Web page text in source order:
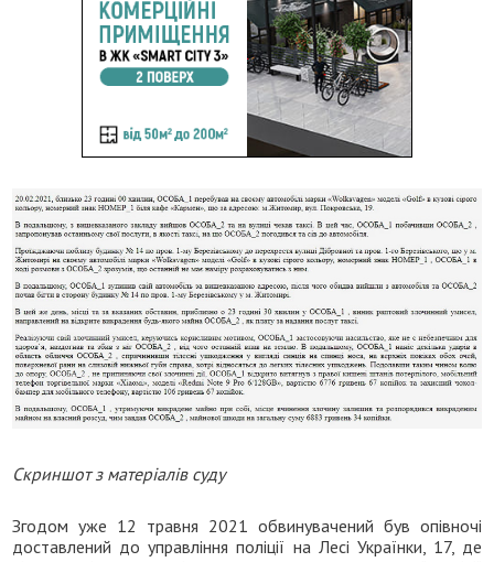
Скриншот з матеріалів суду
Згодом уже 12 травня 2021 обвинувачений був опівночі
доставлений до управління поліції на Лесі Українки, 17, де